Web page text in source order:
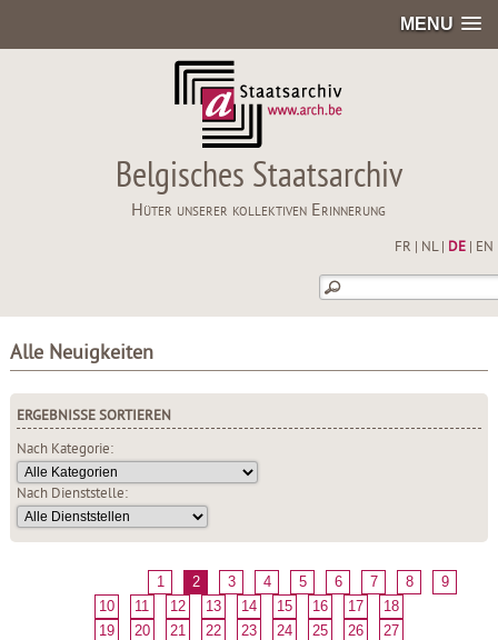
MENU
Belgisches Staatsarchiv
Hüter unserer kollektiven Erinnerung
FR NL| DE| EN
Alle Neuigkeiten
ERGEBNISSE SORTIEREN
Nach Kategorie:
Nach Dienststelle:
1 2 3 4 5 6 7 8
9
10
11 12 13 14 15 16 17
18
19
20 21 22 23 24 25 26
27